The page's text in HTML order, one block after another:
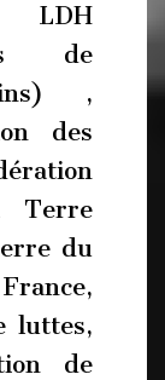
LDH
de
,
des
Terre
du
luttes,
de